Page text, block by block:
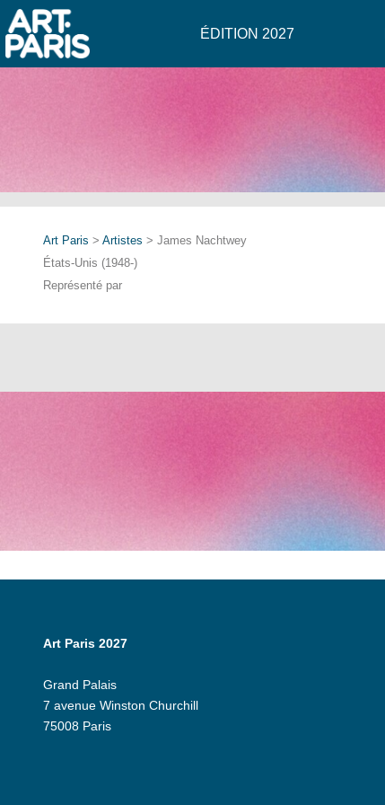
ÉDITION 2027
Art Paris > Artistes > James Nachtwey
États-Unis (1948-)
Représenté par
Art Paris 2027
Grand Palais
7 avenue Winston Churchill
75008 Paris